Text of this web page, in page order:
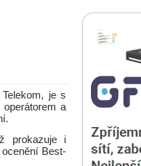
je s
operátorem a
prokazuje i
Best-